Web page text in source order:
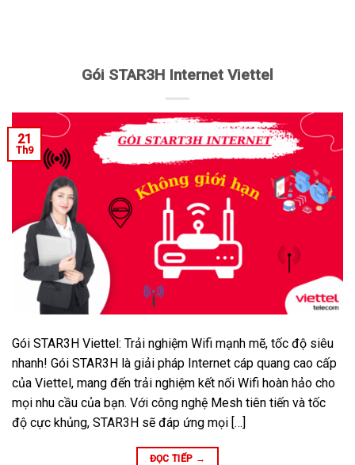
Gói STAR3H Internet Viettel
21
Th9
Gói STAR3H Viettel: Trải nghiệm Wifi mạnh mẽ, tốc độ siêu
nhanh! Gói STAR3H là giải pháp Internet cáp quang cao cấp
của Viettel, mang đến trải nghiệm kết nối Wifi hoàn hảo cho
mọi nhu cầu của bạn. Với công nghệ Mesh tiên tiến và tốc
độ cực khủng, STAR3H sẽ đáp ứng mọi […]
ĐỌC TIẾP →